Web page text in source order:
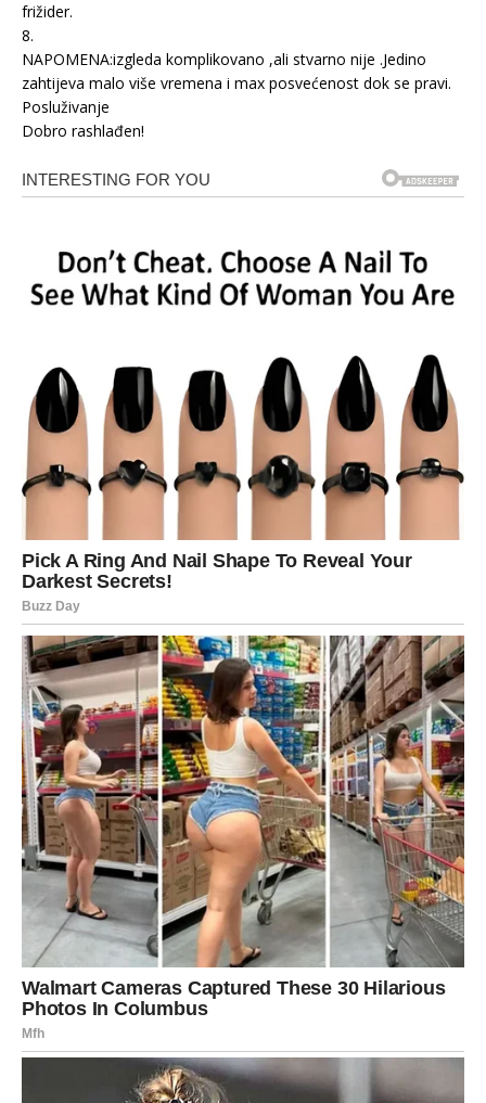
frižider.
8.
NAPOMENA:izgleda komplikovano ,ali stvarno nije .Jedino
zahtijeva malo više vremena i max posvećenost dok se pravi.
Posluživanje
Dobro rashlađen!